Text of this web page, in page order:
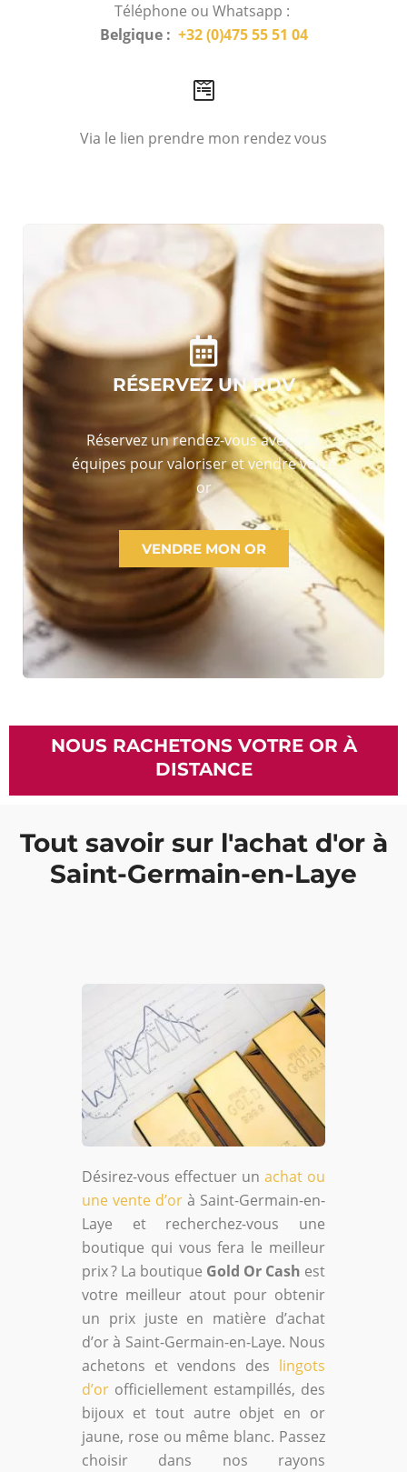
Téléphone ou Whatsapp :
Belgique : +32 (0)475 55 51 04
Via le lien prendre mon rendez vous
RÉSERVEZ UN RDV
Réservez un rendez-vous avec nos
équipes pour valoriser et vendre votre
or
VENDRE MON OR
NOUS RACHETONS VOTRE OR À
DISTANCE
Tout savoir sur l'achat d'or à
Saint-Germain-en-Laye
Désirez-vous effectuer un achat ou
une vente d’or à Saint-Germain-en-
Laye et recherchez-vous une
boutique qui vous fera le meilleur
prix ? La boutique Gold Or Cash est
votre meilleur atout pour obtenir
un prix juste en matière d’achat
d’or à Saint-Germain-en-Laye. Nous
achetons et vendons des lingots
d’or officiellement estampillés, des
bijoux et tout autre objet en or
jaune, rose ou même blanc. Passez
choisir dans nos rayons